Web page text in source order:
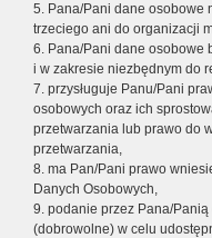
5. Pana/Pani dane osobowe
trzeciego ani do organizacji
6. Pana/Pani dane osobowe
i w zakresie niezbędnym do
7. przysługuje Panu/Pani
osobowych oraz ich
przetwarzania lub prawo do
przetwarzania,
8. ma Pan/Pani prawo
Danych Osobowych,
9. podanie przez Pana/
(dobrowolne) w celu